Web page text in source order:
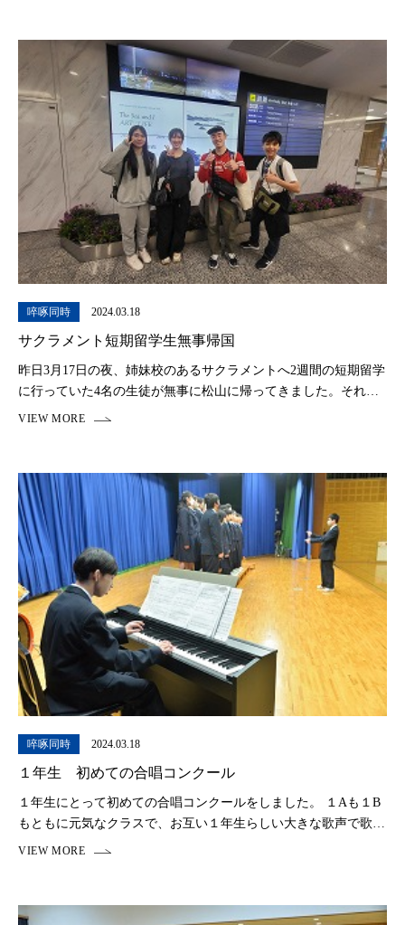
啐啄同時 2024.03.18
サクラメント短期留学生無事帰国
昨日3月17日の夜、姉妹校のあるサクラメントへ2週間の短期留学
に行っていた4名の生徒が無事に松山に帰ってきました。それぞ
れお土産の入った荷物をたくさん持ってました。毎日充実した
啐啄同時 2024.03.18
１年生 初めての合唱コンクール
１年生にとって初めての合唱コンクールをしました。 １Aも１B
もともに元気なクラスで、お互い１年生らしい大きな歌声で歌う
ことができました。 練習のはじめは大丈夫だろうか、と思いま